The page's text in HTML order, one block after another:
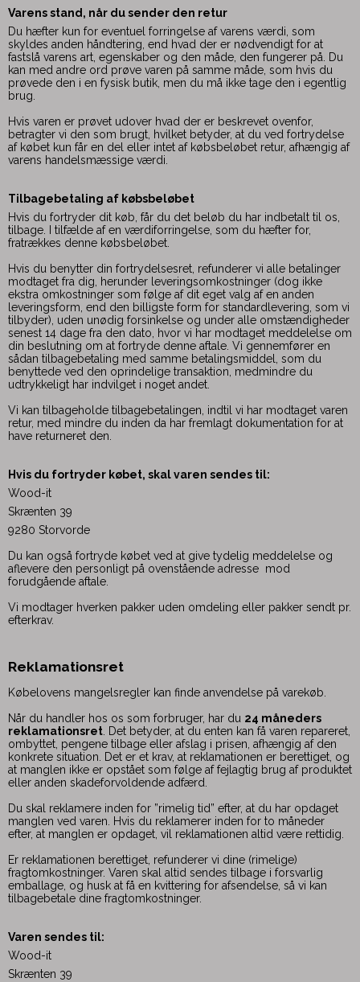
Varens stand, når du sender den retur
Du hæfter kun for eventuel forringelse af varens værdi, som
skyldes anden håndtering, end hvad der er nødvendigt for at
fastslå varens art, egenskaber og den måde, den fungerer på. Du
kan med andre ord prøve varen på samme måde, som hvis du
prøvede den i en fysisk butik, men du må ikke tage den i egentlig
brug.
Hvis varen er prøvet udover hvad der er beskrevet ovenfor,
betragter vi den som brugt, hvilket betyder, at du ved fortrydelse
af købet kun får en del eller intet af købsbeløbet retur, afhængig af
varens handelsmæssige værdi.
Tilbagebetaling af købsbeløbet
Hvis du fortryder dit køb, får du det beløb du har indbetalt til os,
tilbage. I tilfælde af en værdiforringelse, som du hæfter for,
fratrækkes denne købsbeløbet.
Hvis du benytter din fortrydelsesret, refunderer vi alle betalinger
modtaget fra dig, herunder leveringsomkostninger (dog ikke
ekstra omkostninger som følge af dit eget valg af en anden
leveringsform, end den billigste form for standardlevering, som vi
tilbyder), uden unødig forsinkelse og under alle omstændigheder
senest 14 dage fra den dato, hvor vi har modtaget meddelelse om
din beslutning om at fortryde denne aftale. Vi gennemfører en
sådan tilbagebetaling med samme betalingsmiddel, som du
benyttede ved den oprindelige transaktion, medmindre du
udtrykkeligt har indvilget i noget andet.
Vi kan tilbageholde tilbagebetalingen, indtil vi har modtaget varen
retur, med mindre du inden da har fremlagt dokumentation for at
have returneret den.
Hvis du fortryder købet, skal varen sendes til:
Wood-it
Skrænten 39
9280 Storvorde
Du kan også fortryde købet ved at give tydelig meddelelse og
aflevere den personligt på ovenstående adresse mod
forudgående aftale.
Vi modtager hverken pakker uden omdeling eller pakker sendt pr.
efterkrav.
Reklamationsret
Købelovens mangelsregler kan finde anvendelse på varekøb.
Når du handler hos os som forbruger, har du 24 måneders
reklamationsret . Det betyder, at du enten kan få varen repareret,
ombyttet, pengene tilbage eller afslag i prisen, afhængig af den
konkrete situation. Det er et krav, at reklamationen er berettiget, og
at manglen ikke er opstået som følge af fejlagtig brug af produktet
eller anden skadeforvoldende adfærd.
Du skal reklamere inden for ”rimelig tid” efter, at du har opdaget
manglen ved varen. Hvis du reklamerer inden for to måneder
efter, at manglen er opdaget, vil reklamationen altid være rettidig.
Er reklamationen berettiget, refunderer vi dine (rimelige)
fragtomkostninger. Varen skal altid sendes tilbage i forsvarlig
emballage, og husk at få en kvittering for afsendelse, så vi kan
tilbagebetale dine fragtomkostninger.
Varen sendes til:
Wood-it
Skrænten 39